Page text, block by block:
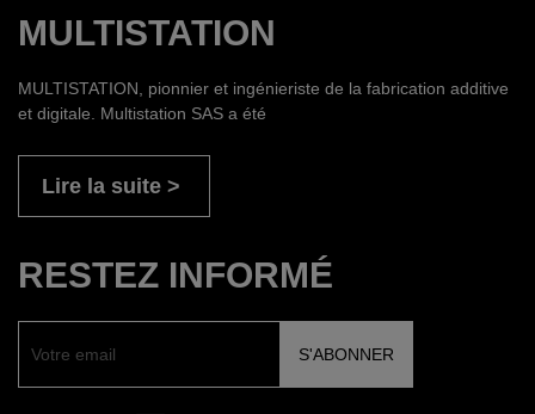
MULTISTATION
MULTISTATION, pionnier et ingénieriste de la fabrication additive
et digitale. Multistation SAS a été
Lire la suite
RESTEZ INFORMÉ